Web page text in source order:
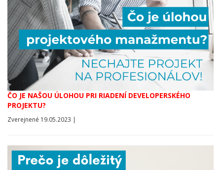
ČO JE NAŠOU ÚLOHOU PRI RIADENÍ DEVELOPERSKÉHO
PROJEKTU?
Zverejnené 19.05.2023 |